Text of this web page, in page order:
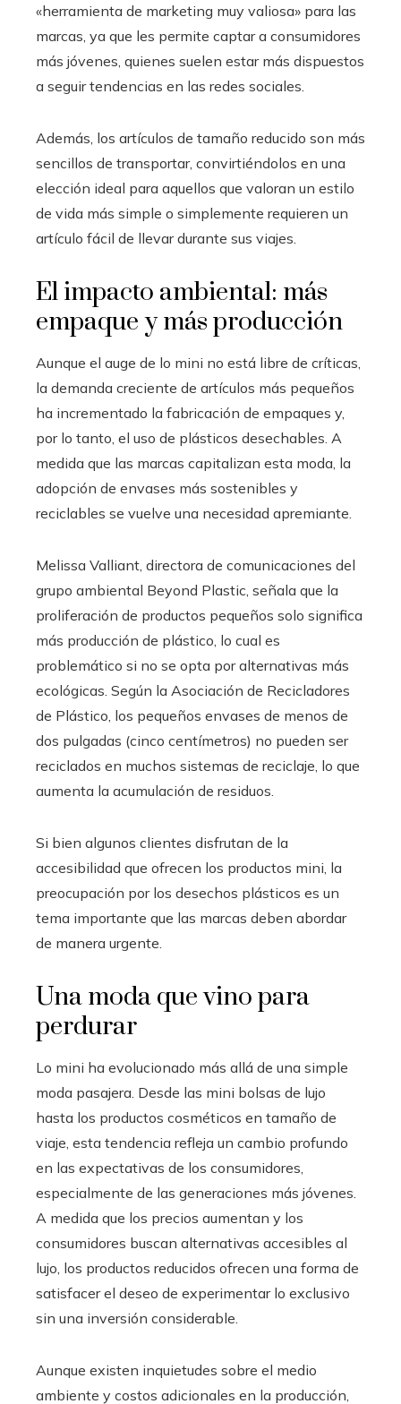
«herramienta de marketing muy valiosa» para las
marcas, ya que les permite captar a consumidores
más jóvenes, quienes suelen estar más dispuestos
a seguir tendencias en las redes sociales.
Además, los artículos de tamaño reducido son más
sencillos de transportar, convirtiéndolos en una
elección ideal para aquellos que valoran un estilo
de vida más simple o simplemente requieren un
artículo fácil de llevar durante sus viajes.
El impacto ambiental: más
empaque y más producción
Aunque el auge de lo mini no está libre de críticas,
la demanda creciente de artículos más pequeños
ha incrementado la fabricación de empaques y,
por lo tanto, el uso de plásticos desechables. A
medida que las marcas capitalizan esta moda, la
adopción de envases más sostenibles y
reciclables se vuelve una necesidad apremiante.
Melissa Valliant, directora de comunicaciones del
grupo ambiental Beyond Plastic, señala que la
proliferación de productos pequeños solo significa
más producción de plástico, lo cual es
problemático si no se opta por alternativas más
ecológicas. Según la Asociación de Recicladores
de Plástico, los pequeños envases de menos de
dos pulgadas (cinco centímetros) no pueden ser
reciclados en muchos sistemas de reciclaje, lo que
aumenta la acumulación de residuos.
Si bien algunos clientes disfrutan de la
accesibilidad que ofrecen los productos mini, la
preocupación por los desechos plásticos es un
tema importante que las marcas deben abordar
de manera urgente.
Una moda que vino para
perdurar
Lo mini ha evolucionado más allá de una simple
moda pasajera. Desde las mini bolsas de lujo
hasta los productos cosméticos en tamaño de
viaje, esta tendencia refleja un cambio profundo
en las expectativas de los consumidores,
especialmente de las generaciones más jóvenes.
A medida que los precios aumentan y los
consumidores buscan alternativas accesibles al
lujo, los productos reducidos ofrecen una forma de
satisfacer el deseo de experimentar lo exclusivo
sin una inversión considerable.
Aunque existen inquietudes sobre el medio
ambiente y costos adicionales en la producción,